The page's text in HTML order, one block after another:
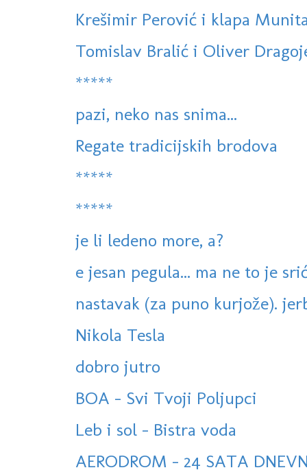
Krešimir Perović i klapa
Tomislav Bralić i Oliver
*****
pazi, neko nas snima...
Regate tradicijskih brodova
*****
*****
je li ledeno more, a?
e jesan pegula... ma ne to je
nastavak (za puno kurjože).
Nikola Tesla
dobro jutro
BOA - Svi Tvoji Poljupci
Leb i sol - Bistra voda
AERODROM - 24 SATA